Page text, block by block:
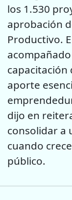
los 1.530
aprobación
Productivo.
capacitación
aporte
dijo en
consolidar a
cuando
público.